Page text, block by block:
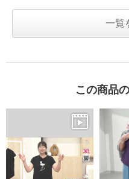
一覧
この商品